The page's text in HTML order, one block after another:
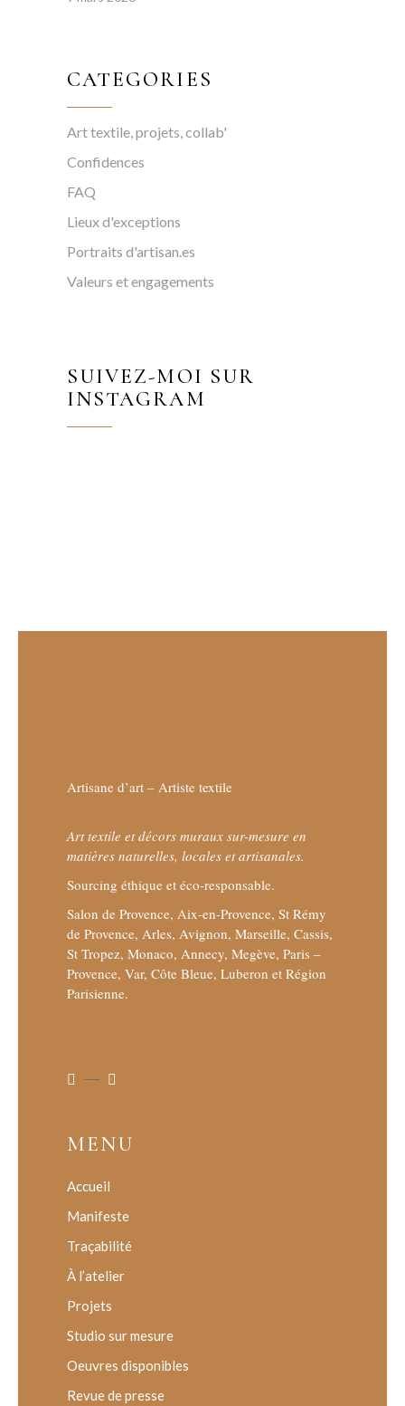
CATEGORIES
Art textile, projets, collab'
Confidences
FAQ
Lieux d'exceptions
Portraits d'artisan.es
Valeurs et engagements
SUIVEZ-MOI SUR
INSTAGRAM
Artisane d’art – Artiste textile
Art textile et décors muraux sur-mesure en
matières naturelles, locales et artisanales.
Sourcing éthique et éco-responsable.
Salon de Provence, Aix-en-Provence, St Rémy
de Provence, Arles, Avignon, Marseille, Cassis,
St Tropez, Monaco, Annecy, Megève, Paris –
Provence, Var, Côte Bleue, Luberon et Région
Parisienne.
MENU
Accueil
Manifeste
Traçabilité
À l’atelier
Projets
Studio sur mesure
Oeuvres disponibles
Revue de presse